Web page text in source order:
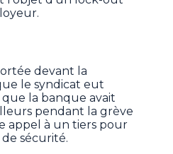
devant la
le syndicat eut
la banque avait
pendant la grève
appel à un tiers pour
de sécurité.